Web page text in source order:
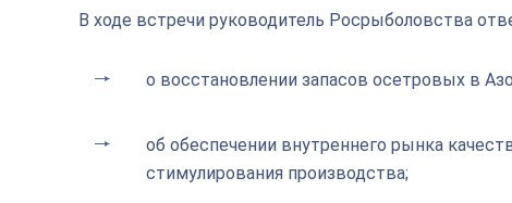
В ходе встречи руководитель Росрыболовства
о восстановлении запасов осетровых в
об обеспечении внутреннего рынка
стимулирования производства;